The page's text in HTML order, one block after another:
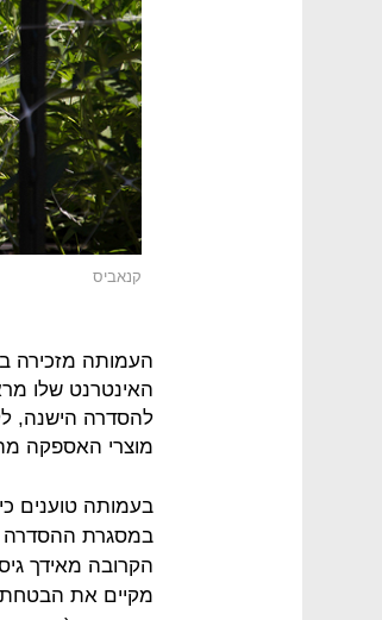
קנאביס
העמותה מזכירה
האינטרנט שלו
להסדרה הישנה,
מוצרי האספקה
בעמותה טוענים
במסגרת ההסדרה
הקרובה מאידך
מקיים את